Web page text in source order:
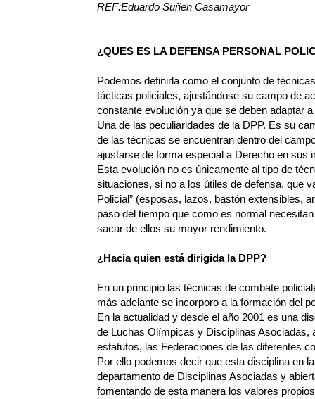
REF:Eduardo Suñen Casamayor
¿QUES ES LA DEFENSA PERSONAL
Podemos definirla como el conjunto de
tácticas policiales, ajustándose su campo de
constante evolución ya que se deben adaptar
Una de las peculiaridades de la DPP. Es su
de las técnicas se encuentran dentro del
ajustarse de forma especial a Derecho en sus
Esta evolución no es únicamente al tipo de
situaciones, si no a los útiles de defensa, que
Policial” (esposas, lazos, bastón extensibles,
paso del tiempo que como es normal
sacar de ellos su mayor rendimiento.
¿Hacia quien está dirigida la DPP?
En un principio las técnicas de combate
más adelante se incorporo a la formación del
En la actualidad y desde el año 2001 es una
de Luchas Olímpicas y Disciplinas
estatutos, las Federaciones de las diferentes
Por ello podemos decir que esta disciplina en
departamento de Disciplinas Asociadas y
fomentando de esta manera los valores